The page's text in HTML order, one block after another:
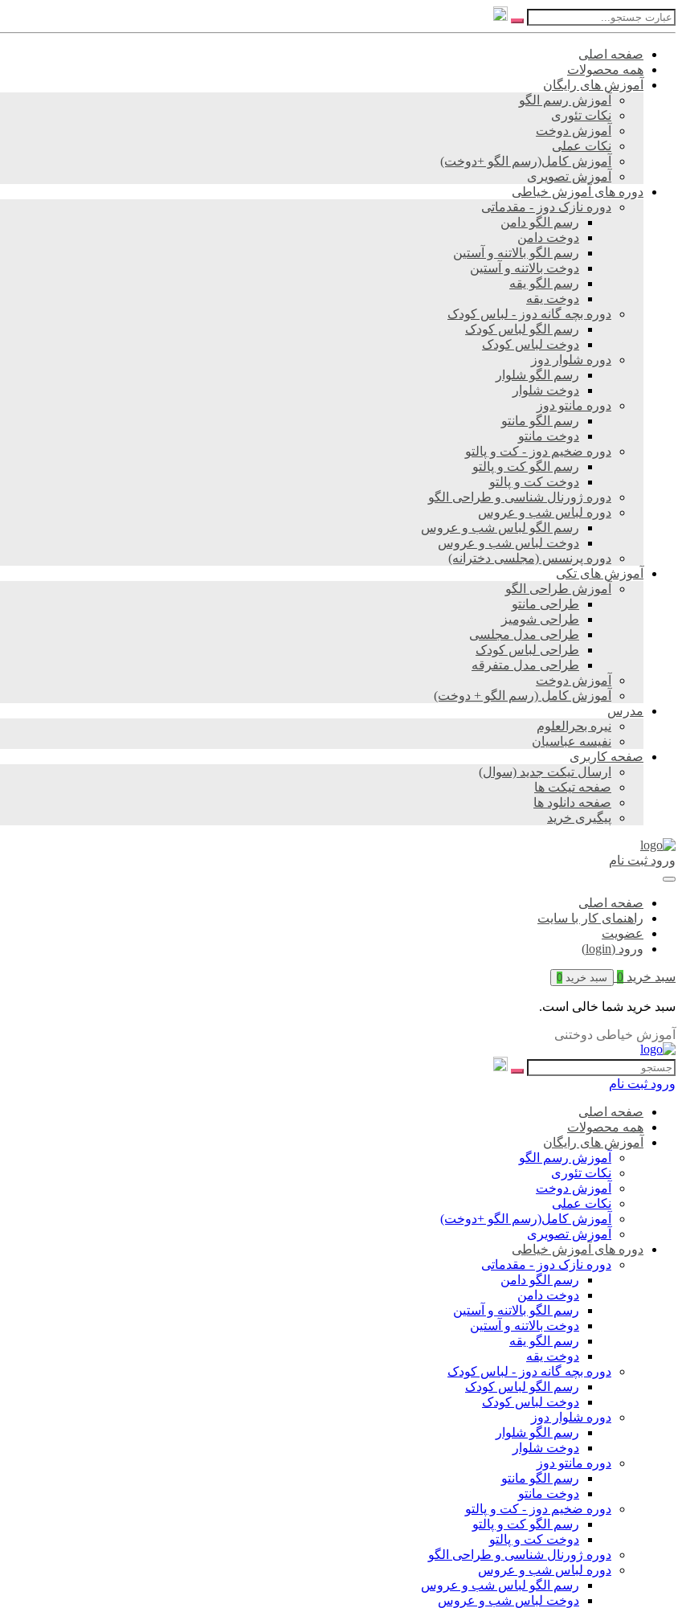
صفحه اصلی
همه محصولات
آموزش های رایگان
آموزش رسم الگو
نکات تئوری
آموزش دوخت
نکات عملی
آموزش کامل(رسم الگو +دوخت)
آموزش تصویری
دوره های آموزش خیاطی
دوره نازک دوز - مقدماتی
رسم الگو دامن
دوخت دامن
رسم الگو بالاتنه و آستین
دوخت بالاتنه و آستین
رسم الگو یقه
دوخت یقه
دوره بچه گانه دوز - لباس کودک
رسم الگو لباس کودک
دوخت لباس کودک
دوره شلوار دوز
رسم الگو شلوار
دوخت شلوار
دوره مانتو دوز
رسم الگو مانتو
دوخت مانتو
دوره ضخیم دوز - کت و پالتو
رسم الگو کت و پالتو
دوخت کت و پالتو
دوره ژورنال شناسی و طراحی الگو
دوره لباس شب و عروس
رسم الگو لباس شب و عروس
دوخت لباس شب و عروس
دوره پرنسس (مجلسی دخترانه)
آموزش های تکی
آموزش طراحی الگو
طراحی مانتو
طراحی شومیز
طراحی مدل مجلسی
طراحی لباس کودک
طراحی مدل متفرقه
آموزش دوخت
آموزش کامل (رسم الگو + دوخت)
مدرس
نیره بحرالعلوم
نفیسه عباسیان
صفحه کاربری
ارسال تیکت جدید (سوال)
صفحه تیکت ها
صفحه دانلود ها
پیگیری خرید
ورود ثبت نام
صفحه اصلی
راهنمای کار با سایت
عضویت
ورود (login)
سبد خرید 0 سبد خرید 0
سبد خرید شما خالی است.
آموزش خیاطی دوختنی
ورود ثبت نام
صفحه اصلی
همه محصولات
آموزش های رایگان
آموزش رسم الگو
نکات تئوری
آموزش دوخت
نکات عملی
آموزش کامل(رسم الگو +دوخت)
آموزش تصویری
دوره های آموزش خیاطی
دوره نازک دوز - مقدماتی
رسم الگو دامن
دوخت دامن
رسم الگو بالاتنه و آستین
دوخت بالاتنه و آستین
رسم الگو یقه
دوخت یقه
دوره بچه گانه دوز - لباس کودک
رسم الگو لباس کودک
دوخت لباس کودک
دوره شلوار دوز
رسم الگو شلوار
دوخت شلوار
دوره مانتو دوز
رسم الگو مانتو
دوخت مانتو
دوره ضخیم دوز - کت و پالتو
رسم الگو کت و پالتو
دوخت کت و پالتو
دوره ژورنال شناسی و طراحی الگو
دوره لباس شب و عروس
رسم الگو لباس شب و عروس
دوخت لباس شب و عروس